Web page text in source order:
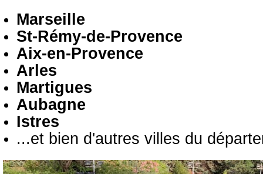
Marseille
St-Rémy-de-Provence
Aix-en-Provence
Arles
Martigues
Aubagne
Istres
...et bien d'autres villes du